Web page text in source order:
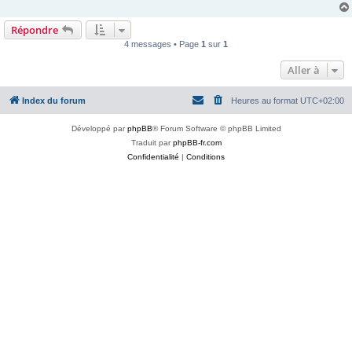
Répondre
4 messages • Page 1 sur 1
Aller à
Index du forum Heures au format UTC+02:00
Développé parphpBB® Forum Software © phpBB Limited
Traduit parphpBB-fr.com
Confidentialité | Conditions